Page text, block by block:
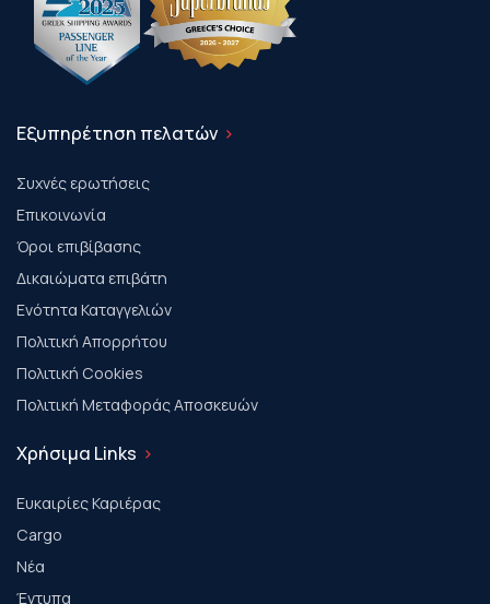
Εξυπηρέτηση πελατών
Συχνές ερωτήσεις
Επικοινωνία
Όροι επιβίβασης
Δικαιώματα επιβάτη
Ενότητα Καταγγελιών
Πολιτική Απορρήτου
Πολιτική Cookies
Πολιτική Μεταφοράς Αποσκευών
Χρήσιμα Links
Ευκαιρίες Καριέρας
Cargo
Νέα
Έντυπα